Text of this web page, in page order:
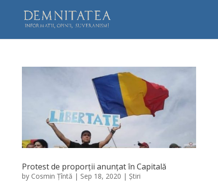
Protest de proporții anunțat în Capitală
by Cosmin Țîntă | Sep 18, 2020 | Știri